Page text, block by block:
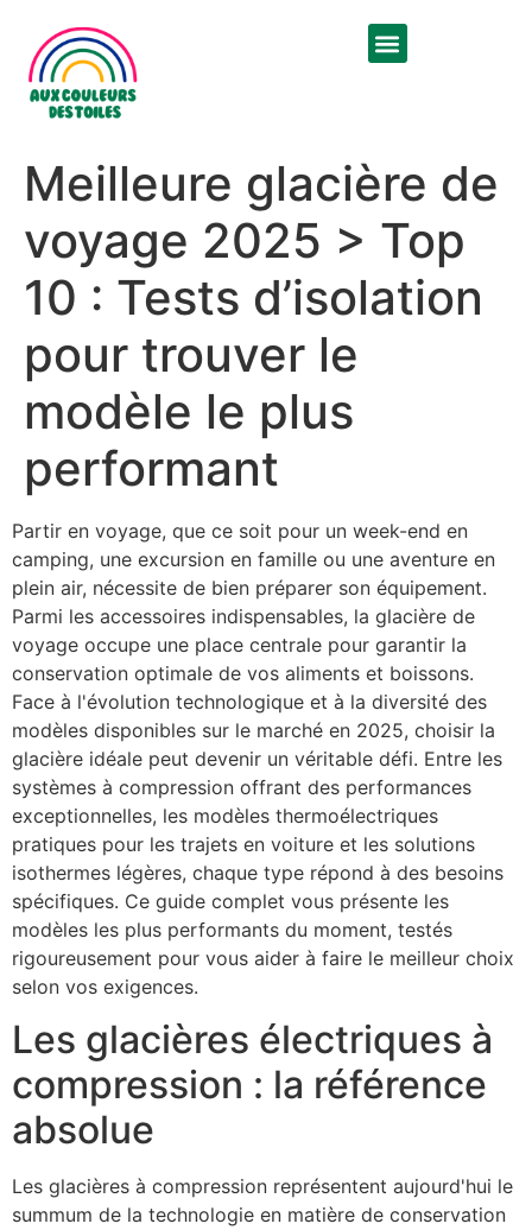
Meilleure glacière de
voyage 2025 > Top
10 : Tests d’isolation
pour trouver le
modèle le plus
performant
Partir en voyage, que ce soit pour un week-end en
camping, une excursion en famille ou une aventure en
plein air, nécessite de bien préparer son équipement.
Parmi les accessoires indispensables, la glacière de
voyage occupe une place centrale pour garantir la
conservation optimale de vos aliments et boissons.
Face à l'évolution technologique et à la diversité des
modèles disponibles sur le marché en 2025, choisir la
glacière idéale peut devenir un véritable défi. Entre les
systèmes à compression offrant des performances
exceptionnelles, les modèles thermoélectriques
pratiques pour les trajets en voiture et les solutions
isothermes légères, chaque type répond à des besoins
spécifiques. Ce guide complet vous présente les
modèles les plus performants du moment, testés
rigoureusement pour vous aider à faire le meilleur choix
selon vos exigences.
Les glacières électriques à
compression : la référence
absolue
Les glacières à compression représentent aujourd'hui le
summum de la technologie en matière de conservation